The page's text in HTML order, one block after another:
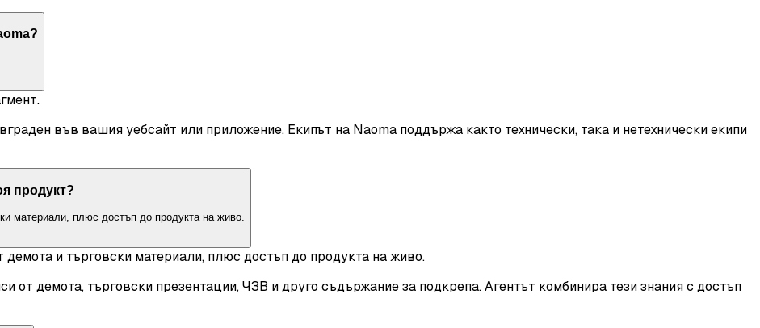
във вашия уебсайт или приложение. Екипът на Naoma поддържа както технически, така и нетехнически екипи
продукт?
материали, плюс достъп до продукта на живо.
и търговски материали, плюс достъп до продукта на живо.
от демота, търговски презентации, ЧЗВ и друго съдържание за подкрепа. Агентът комбинира тези знания с достъп